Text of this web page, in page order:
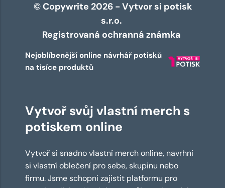
© Copywrite 2026 - Vytvor si potisk
s.r.o.
Registrovaná ochranná známka
Nejoblíbenější online návrhář potisků
na tisíce produktů
Vytvoř svůj vlastní merch s
potiskem online
Vytvoř si snadno vlastní merch online, navrhni
si vlastní oblečení pro sebe, skupinu nebo
firmu. Jsme schopni zajistit platformu pro